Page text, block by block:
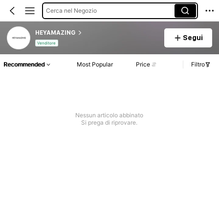
Cerca nel Negozio
HEYAMAZING
Venditore
Segui
Recommended Most Popular Price Filtro
Nessun articolo abbinato
Si prega di riprovare.